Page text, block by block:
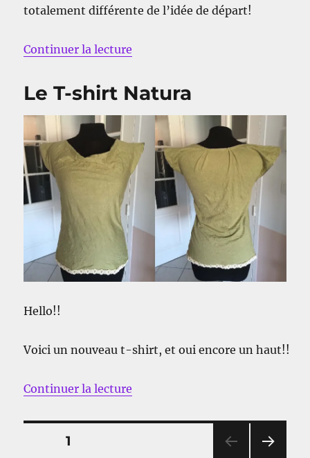
totalement différente de l’idée de départ!
Continuer la lecture
Le T-shirt Natura
Hello!!
Voici un nouveau t-shirt, et oui encore un haut!!
Continuer la lecture
Pagination
PAGE1